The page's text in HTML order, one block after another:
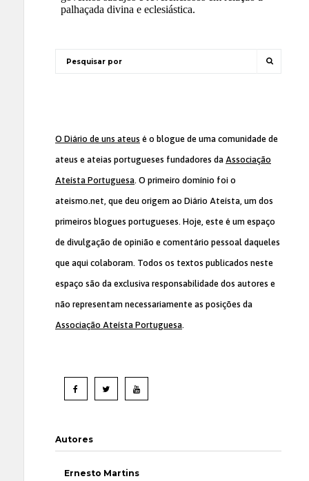
O Diário de uns ateus é o blogue de uma comunidade de
ateus e ateias portugueses fundadores da Associação
Ateísta Portuguesa. O primeiro domínio foi o
ateismo.net, que deu origem ao Diário Ateísta, um dos
primeiros blogues portugueses. Hoje, este é um espaço
de divulgação de opinião e comentário pessoal daqueles
que aqui colaboram. Todos os textos publicados neste
espaço são da exclusiva responsabilidade dos autores e
não representam necessariamente as posições da
Associação Ateísta Portuguesa.
Autores
Ernesto Martins